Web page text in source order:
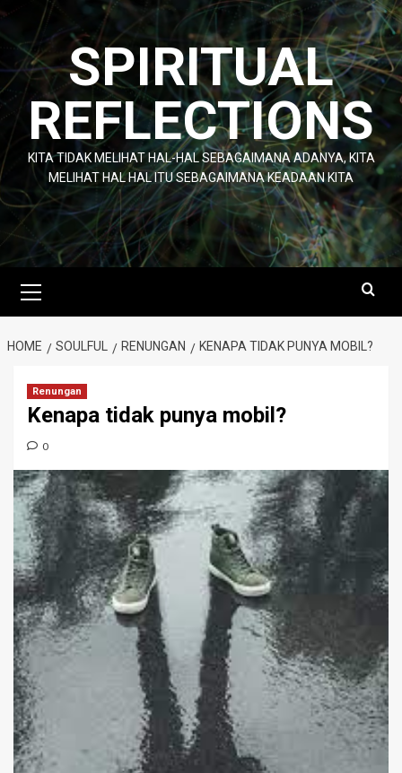
Skip
content
SPIRITUAL
REFLECTIONS
KITA TIDAK MELIHAT HAL-HAL SEBAGAIMANA ADANYA, KITA
MELIHAT HAL HAL ITU SEBAGAIMANA KEADAAN KITA
Menu
HOME SOULFUL RENUNGAN KENAPA TIDAK PUNYA MOBIL?
Renungan
Kenapa tidak punya mobil?
0